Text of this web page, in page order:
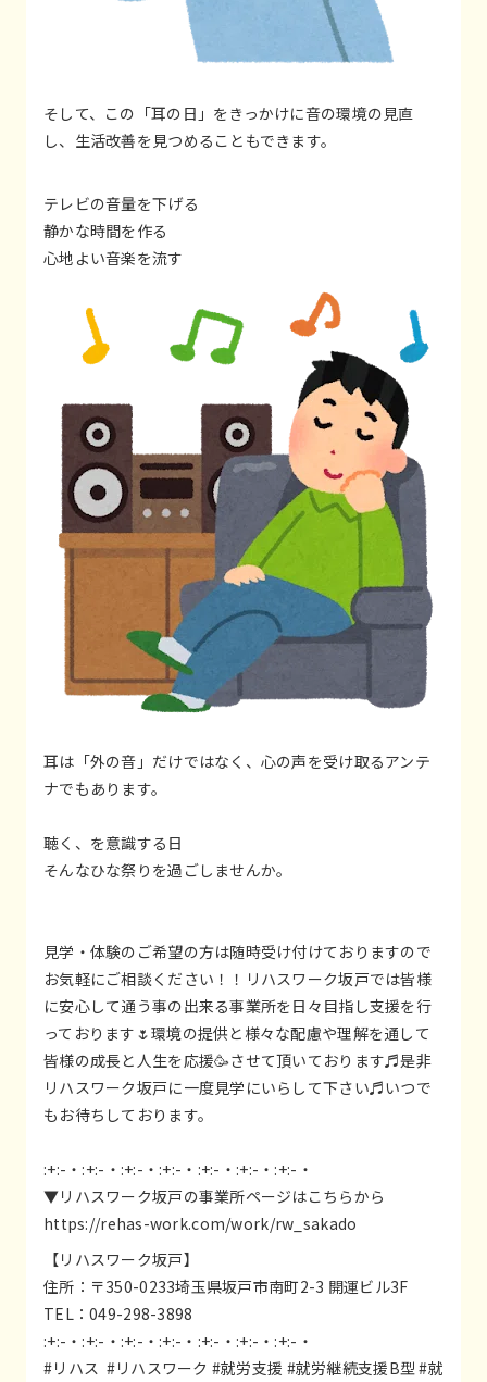
そして、この「耳の日」をきっかけに音の環境の見直
し、生活改善を見つめることもできます。
テレビの音量を下げる
静かな時間を作る
心地よい音楽を流す
耳は「外の音」だけではなく、心の声を受け取るアンテ
ナでもあります。
聴く、を意識する日
そんなひな祭りを過ごしませんか。
見学・体験のご希望の方は随時受け付けておりますので
お気軽にご相談ください！！リハスワーク坂戸では皆様
に安心して通う事の出来る事業所を日々目指し支援を行
っております🌷環境の提供と様々な配慮や理解を通して
皆様の成長と人生を応援🥳させて頂いております♬是非
リハスワーク坂戸に一度見学にいらして下さい♬いつで
もお待ちしております。
:+:-・:+:-・:+:-・:+:-・:+:-・:+:-・:+:-・
▼リハスワーク坂戸の事業所ページはこちらから
https://rehas-work.com/work/rw_sakado
【リハスワーク坂戸】
住所：〒350-0233埼玉県坂戸市南町2-3 開運ビル3F
TEL：049-298-3898
:+:-・:+:-・:+:-・:+:-・:+:-・:+:-・:+:-・
#リハス #リハスワーク #就労支援 #就労継続支援B型 #就